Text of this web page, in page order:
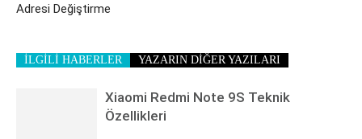
Adresi Değiştirme
İLGİLİ HABERLER YAZARIN DİĞER YAZILARI
Xiaomi Redmi Note 9S Teknik
Özellikleri